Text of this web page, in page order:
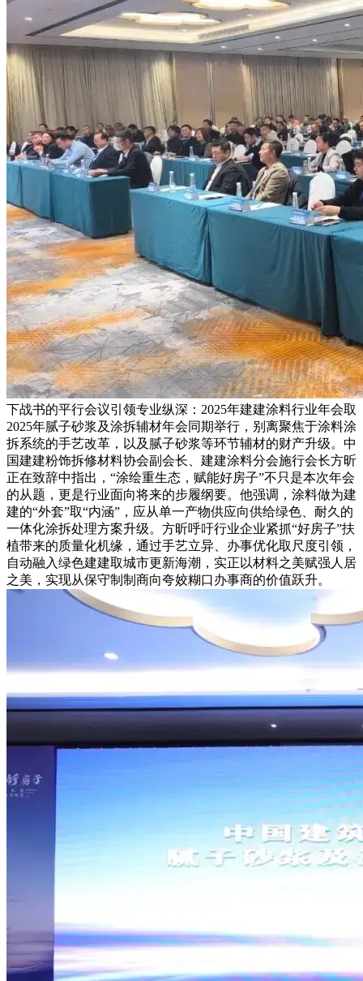
下战书的平行会议引领专业纵深：2025年建建涂料行业年会取
2025年腻子砂浆及涂拆辅材年会同期举行，别离聚焦于涂料涂
拆系统的手艺改革，以及腻子砂浆等环节辅材的财产升级。中
国建建粉饰拆修材料协会副会长、建建涂料分会施行会长方昕
正在致辞中指出，“涂绘重生态，赋能好房子”不只是本次年会
的从题，更是行业面向将来的步履纲要。他强调，涂料做为建
建的“外套”取“内涵”，应从单一产物供应向供给绿色、耐久的
一体化涂拆处理方案升级。方昕呼吁行业企业紧抓“好房子”扶
植带来的质量化机缘，通过手艺立异、办事优化取尺度引领，
自动融入绿色建建取城市更新海潮，实正以材料之美赋强人居
之美，实现从保守制制商向夸姣糊口办事商的价值跃升。